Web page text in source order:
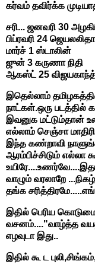
கர்வம் தவிர்க்க
சரி... ஜனவரி 30
பிப்ரவரி 24 ஜெயலலிதா
மார்ச் 1 ஸ்டாலின்
ஜுன் 3 கருணா நிதி
ஆகஸ்ட் 25
இதெல்லாம்
நாட்கள்.ஒரு
இவனுக மட்டும்தான்
எல்லாம் செஞ்சா
இந்த கண்றாவி
ஆரம்பிச்சிடும் எல்லா
வாழும் வரலாறே
தங்க
இதில் பெரிய
வசனம்...."வாழ்த்த
எழவுடா இது..
இதில் கூ ட